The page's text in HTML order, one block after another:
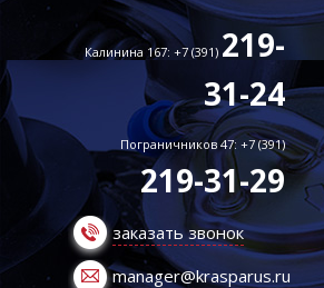
Калинина 167: +7 (391) 219-
31-24
Пограничников 47: +7 (391)
219-31-29
заказать звонок
manager@krasparus.ru